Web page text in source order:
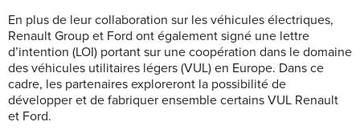
En plus de leur collaboration sur les véhicules électriques,
Renault Group et Ford ont également signé une lettre
d’intention (LOI) portant sur une coopération dans le domaine
des véhicules utilitaires légers (VUL) en Europe. Dans ce
cadre, les partenaires exploreront la possibilité de
développer et de fabriquer ensemble certains VUL Renault
et Ford.